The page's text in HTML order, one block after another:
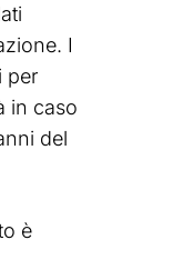
I
per
in caso
del
è